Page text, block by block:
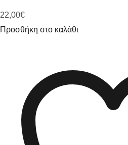
22,00€
Προσθήκη στο καλάθι